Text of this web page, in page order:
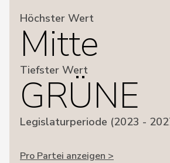
Höchster Wert
Mitte
Tiefster Wert
GRÜNE
Legislaturperiode (2023 -
Pro Partei anzeigen >